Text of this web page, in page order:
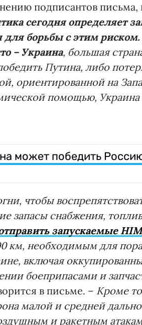
подписантов письма,
сегодня определяет
для борьбы с этим
– Украина, большая
Путина, либо
ориентированной на
помощью, Украина
может победить
чтобы
запасы снабжения,
запускаемые
км, необходимым для
включая
боеприпасами и
в письме. – Кроме
малой и средней
и ракетным